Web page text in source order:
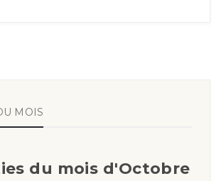
MOIS
du mois d'Octobre